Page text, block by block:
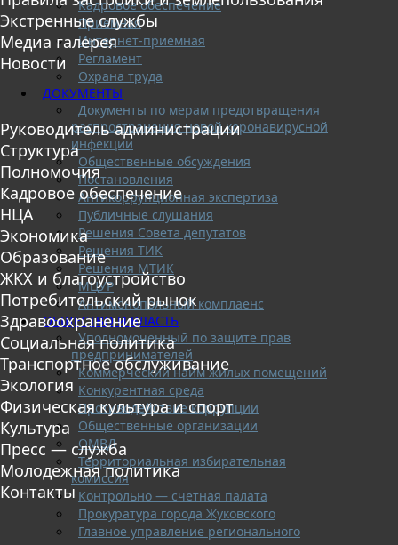
Кадровое обеспечение
Приемная
Интернет-приемная
Регламент
Охрана труда
ДОКУМЕНТЫ
Документы по мерам предотвращения
распространения новой коронавирусной
инфекции
Общественные обсуждения
Постановления
Антикоррупционная экспертиза
Публичные слушания
Решения Совета депутатов
Решения ТИК
Решения МТИК
МЦУР
Антимонопольный комплаенс
ОБЩЕСТВО И ВЛАСТЬ
Уполномоченный по защите прав
предпринимателей
Коммерческий найм жилых помещений
Конкурентная среда
Противодействие коррупции
Общественные организации
ОМВД
Территориальная избирательная
комиссия
Контрольно — счетная палата
Прокуратура города Жуковского
Главное управление регионального
Экстренные службы
Медиа галерея
Новости
Руководитель администрации
Структура
Полномочия
Кадровое обеспечение
НЦА
Экономика
Образование
ЖКХ и благоустройство
Потребительский рынок
Здравоохранение
Социальная политика
Транспортное обслуживание
Экология
Физическая культура и спорт
Культура
Пресс — служба
Молодежная политика
Контакты